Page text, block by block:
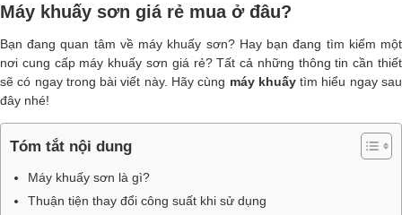
Máy khuấy sơn giá rẻ mua ở đâu?
Bạn đang quan tâm về máy khuấy sơn? Hay bạn đang tìm kiếm một
nơi cung cấp máy khuấy sơn giá rẻ? Tất cả những thông tin cần thiết
sẽ có ngay trong bài viết này. Hãy cùng máy khuấytìm hiểu ngay sau
đây nhé!
Tóm tắt nội dung
Máy khuấy sơn là gì?
Thuận tiện thay đổi công suất khi sử dụng